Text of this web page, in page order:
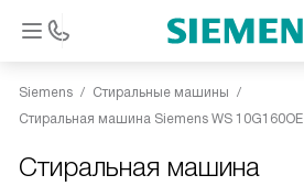
Siemens
Стиральные машины
Стиральная машина Siemens WS 10G160OE
Стиральная машина